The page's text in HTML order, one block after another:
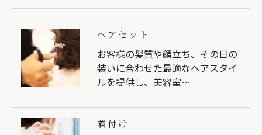
ヘアセット
お客様の髪質や顔立ち、その日の
装いに合わせた最適なヘアスタイ
ルを提供し、美容室…
着付け